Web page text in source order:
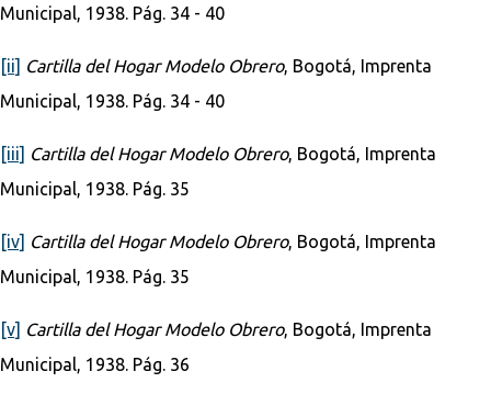
Municipal, 1938. Pág. 34 - 40
[ii] Cartilla del Hogar Modelo Obrero, Bogotá, Imprenta
Municipal, 1938. Pág. 34 - 40
[iii] Cartilla del Hogar Modelo Obrero, Bogotá, Imprenta
Municipal, 1938. Pág. 35
[iv] Cartilla del Hogar Modelo Obrero, Bogotá, Imprenta
Municipal, 1938. Pág. 35
[v] Cartilla del Hogar Modelo Obrero, Bogotá, Imprenta
Municipal, 1938. Pág. 36